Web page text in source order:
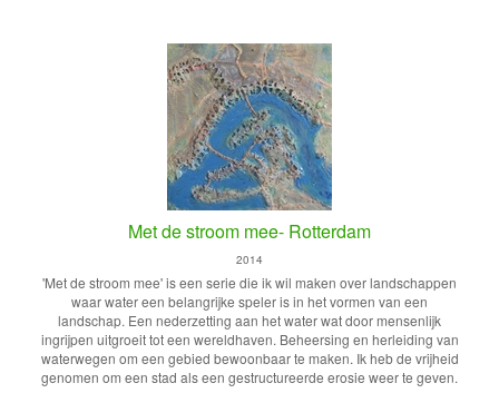
Met de stroom mee- Rotterdam
2014
'Met de stroom mee' is een serie die ik wil maken over landschappen
waar water een belangrijke speler is in het vormen van een
landschap. Een nederzetting aan het water wat door mensenlijk
ingrijpen uitgroeit tot een wereldhaven. Beheersing en herleiding van
waterwegen om een gebied bewoonbaar te maken. Ik heb de vrijheid
genomen om een stad als een gestructureerde erosie weer te geven.